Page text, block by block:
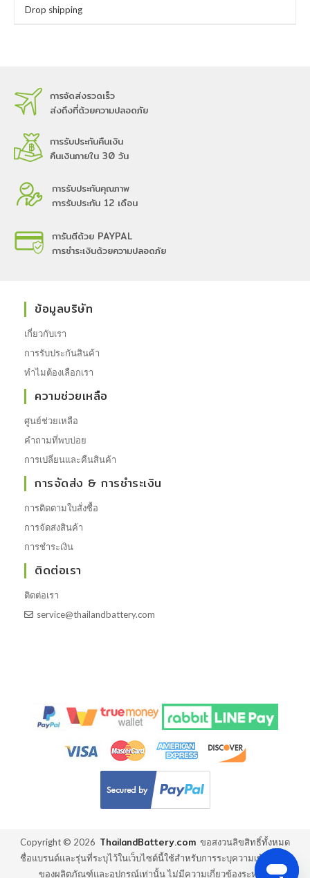
Drop shipping
การจัดส่งรวดเร็ว
ส่งถึงที่ด้วยความปลอดภัย
การรับประกันคืนเงิน
คืนเงินภายใน 30 วัน
การรับประกันคุณภาพ
การรับประกัน 12 เดือน
การันตีด้วย PAYPAL
การชำระเงินด้วยความปลอดภัย
ข้อมูลบริษัท
เกี่ยวกับเรา
การรับประกันสินค้า
ทำไมต้องเลือกเรา
ความช่วยเหลือ
ศูนย์ช่วยเหลือ
คำถามที่พบบ่อย
การเปลี่ยนและคืนสินค้า
การจัดส่ง & การชำระเงิน
การติดตามใบสั่งซื้อ
การจัดส่งสินค้า
การชำระเงิน
ติดต่อเรา
ติดต่อเรา
service@thailandbattery.com
Copyright © 2026 ThailandBattery.com ขอสงวนลิขสิทธิ์ทั้งหมด
ชื่อแบรนด์และรุ่นที่ระบุไว้ในเว็บไซต์นี้ใช้สำหรับการระบุความเข้ากันได้
ของผลิตภัณฑ์และอุปกรณ์เท่านั้น ไม่มีความเกี่ยวข้องระหว่าง